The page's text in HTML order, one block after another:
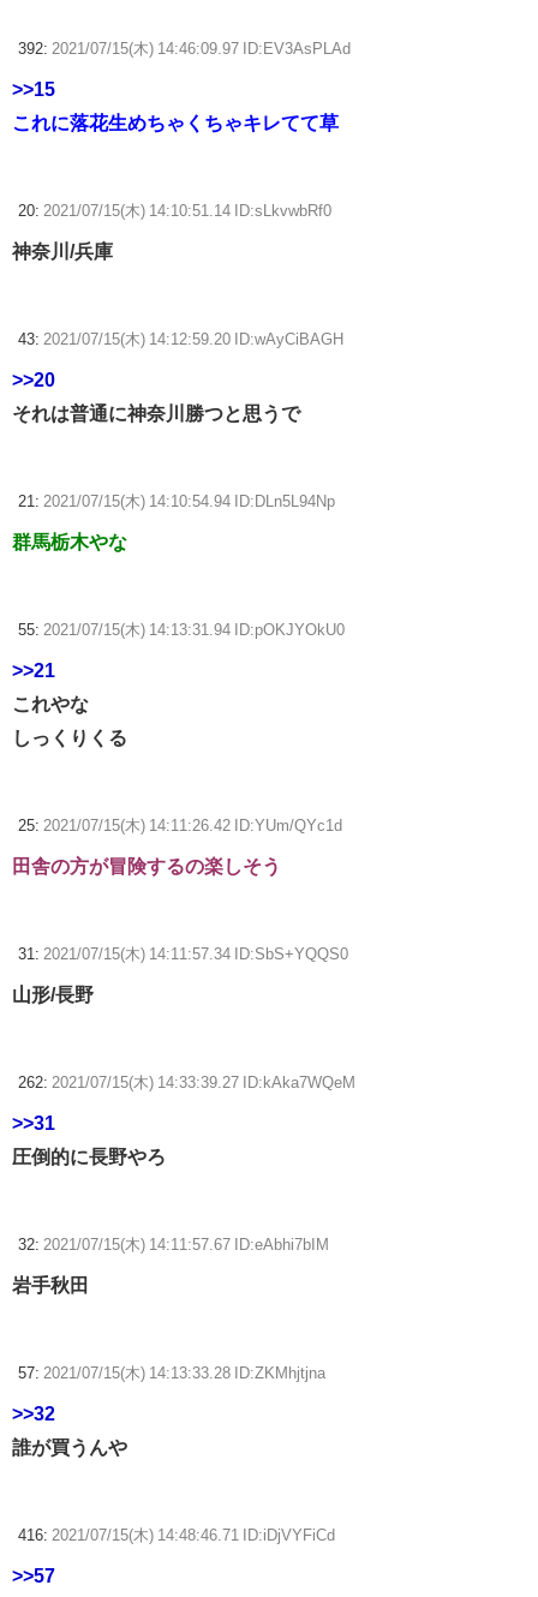
392: 2021/07/15(木) 14:46:09.97 ID:EV3AsPLAd
>>15
これに落花生めちゃくちゃキレてて草
20: 2021/07/15(木) 14:10:51.14 ID:sLkvwbRf0
神奈川/兵庫
43: 2021/07/15(木) 14:12:59.20 ID:wAyCiBAGH
>>20
それは普通に神奈川勝つと思うで
21: 2021/07/15(木) 14:10:54.94 ID:DLn5L94Np
群馬栃木やな
55: 2021/07/15(木) 14:13:31.94 ID:pOKJYOkU0
>>21
これやな
しっくりくる
25: 2021/07/15(木) 14:11:26.42 ID:YUm/QYc1d
田舎の方が冒険するの楽しそう
31: 2021/07/15(木) 14:11:57.34 ID:SbS+YQQS0
山形/長野
262: 2021/07/15(木) 14:33:39.27 ID:kAka7WQeM
>>31
圧倒的に長野やろ
32: 2021/07/15(木) 14:11:57.67 ID:eAbhi7bIM
岩手秋田
57: 2021/07/15(木) 14:13:33.28 ID:ZKMhjtjna
>>32
誰が買うんや
416: 2021/07/15(木) 14:48:46.71 ID:iDjVYFiCd
>>57